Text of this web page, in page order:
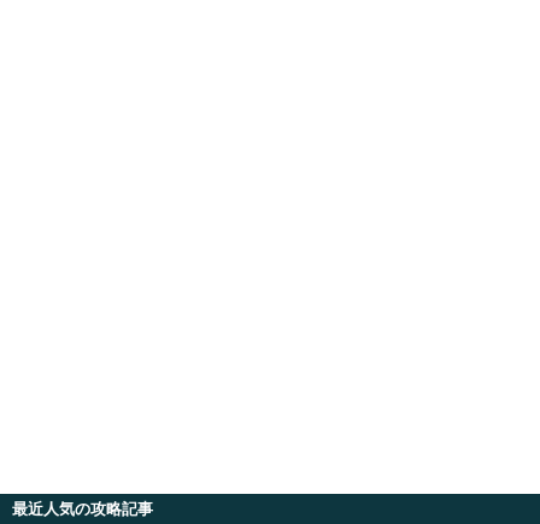
最近人気の攻略記事